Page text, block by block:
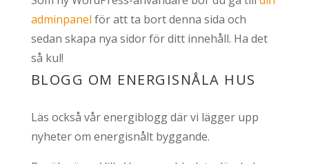
adminpanel för att ta bort denna sida och
sedan skapa nya sidor för ditt innehåll. Ha det
så kul!
BLOGG OM ENERGISNÅLA HUS
Läs också vårenergibloggdär vi lägger upp
nyheter om energisnålt byggande.